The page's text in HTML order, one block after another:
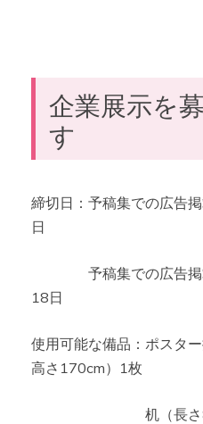
企業展示を
す
締切日：予稿集での広告
日
予稿集での広告掲載
18日
使用可能な備品：ポスタ
高さ170cm）1枚
机（長さ80cm